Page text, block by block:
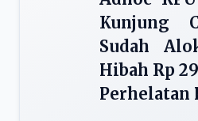
Kunjung
Sudah
Hibah Rp
Perhelatan